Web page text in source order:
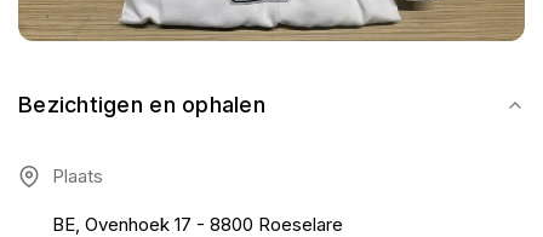
Bezichtigen en ophalen
Plaats
BE, Ovenhoek 17 - 8800 Roeselare